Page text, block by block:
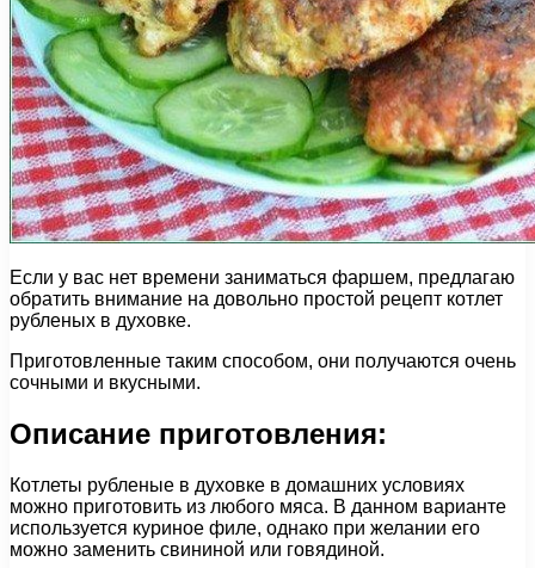
Если у вас нет времени заниматься фаршем, предлагаю
обратить внимание на довольно простой рецепт котлет
рубленых в духовке.
Приготовленные таким способом, они получаются очень
сочными и вкусными.
Описание приготовления:
Котлеты рубленые в духовке в домашних условиях
можно приготовить из любого мяса. В данном варианте
используется куриное филе, однако при желании его
можно заменить свининой или говядиной.